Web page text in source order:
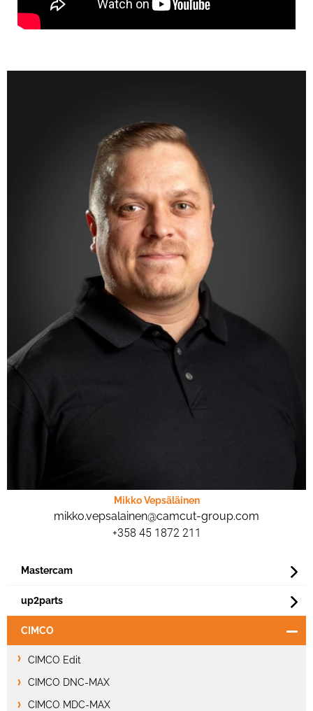
Mastercam
up2parts
CIMCO
CIMCO Edit
CIMCO DNC-MAX
CIMCO MDC-MAX
Mikko Vepsäläinen
mikko.vepsalainen@camcut-group.com
+358 45 1872 211